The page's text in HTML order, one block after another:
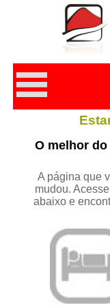
O melhor
A página que
mudou.
abaixo e